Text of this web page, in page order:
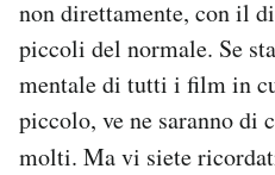
non direttamente, con il
piccoli del normale. Se
mentale di tutti i film in
piccolo, ve ne saranno di
molti. Ma vi siete